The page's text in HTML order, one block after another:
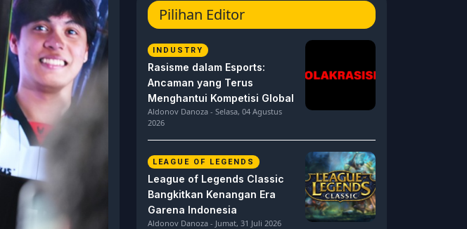
Pilihan Editor
INDUSTRY
Rasisme dalam Esports:
Ancaman yang Terus
Menghantui Kompetisi Global
Aldonov Danoza - Selasa, 04 Agustus
2026
LEAGUE OF LEGENDS
League of Legends Classic
Bangkitkan Kenangan Era
Garena Indonesia
Aldonov Danoza - Jumat, 31 Juli 2026